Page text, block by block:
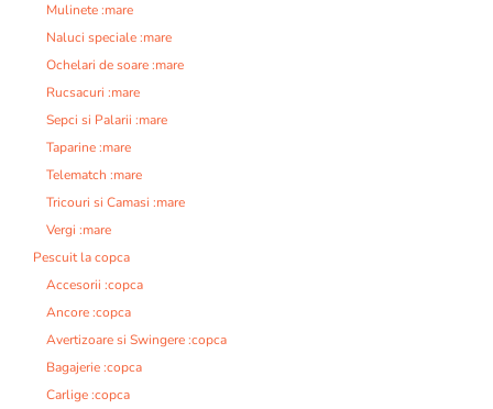
Mulinete :mare
Naluci speciale :mare
Ochelari de soare :mare
Rucsacuri :mare
Sepci si Palarii :mare
Taparine :mare
Telematch :mare
Tricouri si Camasi :mare
Vergi :mare
Pescuit la copca
Accesorii :copca
Ancore :copca
Avertizoare si Swingere :copca
Bagajerie :copca
Carlige :copca